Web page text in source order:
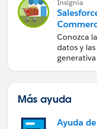
Insignia
Conozca
datos y
Más ayuda
Ayuda